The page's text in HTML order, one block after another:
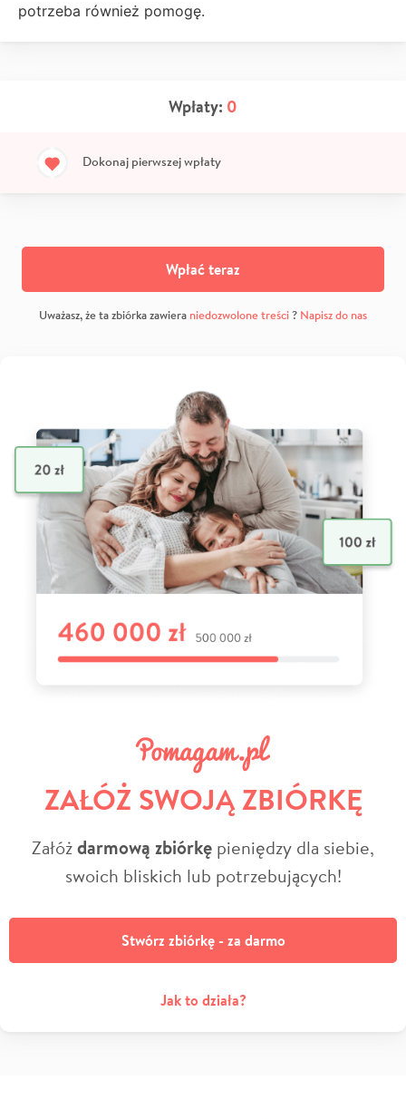
potrzeba również pomogę.
Wpłaty: 0
Dokonaj pierwszej wpłaty
Wpłać teraz
Uważasz, że ta zbiórka zawiera niedozwolone treści? Napisz do nas
ZAŁÓŻ SWOJĄ ZBIÓRKĘ
Załóżdarmową zbiórkę pieniędzy dla siebie,
swoich bliskich lub potrzebujących!
Stwórz zbiórkę - za darmo
Jak to działa?